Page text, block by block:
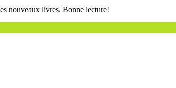
nouveaux livres. Bonne lecture!